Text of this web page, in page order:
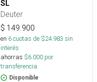
SL
Deuter
$ 149.900
en 6cuotas de $24.983 sin
interés
ahorras $6.000 por
transferencia.
Disponible